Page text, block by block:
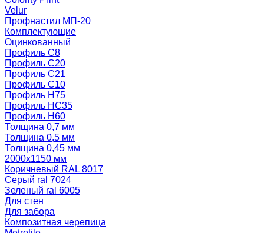
Velur
Профнастил МП-20
Комплектующие
Оцинкованный
Профиль С8
Профиль С20
Профиль С21
Профиль С10
Профиль Н75
Профиль НС35
Профиль Н60
Толщина 0,7 мм
Толщина 0,5 мм
Толщина 0,45 мм
2000х1150 мм
Коричневый RAL 8017
Серый ral 7024
Зеленый ral 6005
Для стен
Для забора
Композитная черепица